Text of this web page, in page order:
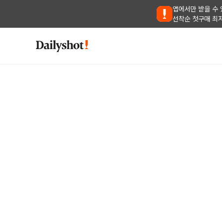
앱에서만 받을 수
선착순 첫구매 최